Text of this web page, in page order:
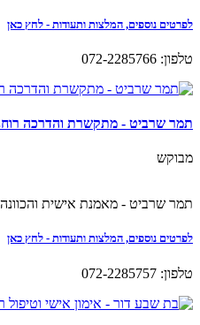
לפרטים נוספים, המלצות ותעודות - לחץ כאן
טלפון: 072-2285766
תמר שרביט - מתקשרת והדרכה
מבוקש
תמר שרביט - מאמנת אישית והכוונה
לפרטים נוספים, המלצות ותעודות - לחץ כאן
טלפון: 072-2285757